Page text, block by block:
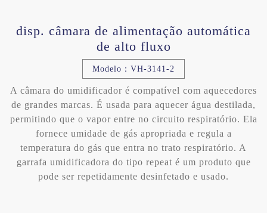
disp. câmara de alimentação automática
de alto fluxo
Modelo：VH-3141-2
A câmara do umidificador é compatível com aquecedores
de grandes marcas. É usada para aquecer água destilada,
permitindo que o vapor entre no circuito respiratório. Ela
fornece umidade de gás apropriada e regula a
temperatura do gás que entra no trato respiratório. A
garrafa umidificadora do tipo repeat é um produto que
pode ser repetidamente desinfetado e usado.